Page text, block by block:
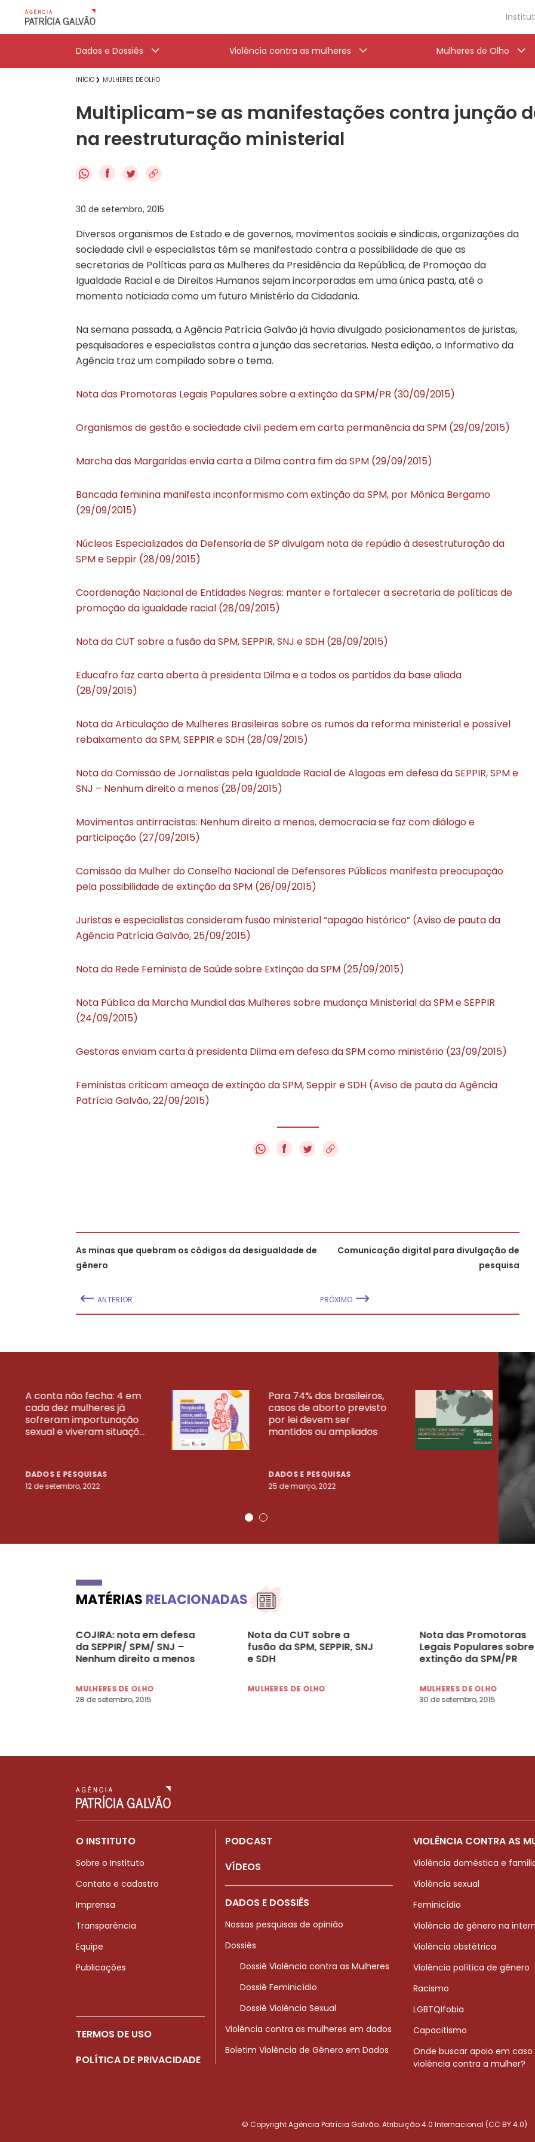
Dados e Dossiês Violência contra as mulheres Mulheres de Olho
INÍCIO MULHERES DE OLHO
Multiplicam-se as manifestações contra junção da
na reestruturação ministerial
f
30 de setembro, 2015
Diversos organismos de Estado e de governos, movimentos sociais e sindicais, organizações da
sociedade civil e especialistas têm se manifestado contra a possibilidade de que as
secretarias de Políticas para as Mulheres da Presidência da República, de Promoção da
Igualdade Racial e de Direitos Humanos sejam incorporadas em uma única pasta, até o
momento noticiada como um futuro Ministério da Cidadania.
Na semana passada, a Agência Patrícia Galvão já havia divulgado posicionamentos de juristas,
pesquisadores e especialistas contra a junção das secretarias. Nesta edição, o Informativo da
Agência traz um compilado sobre o tema.
Nota das Promotoras Legais Populares sobre a extinção da SPM/PR (30/09/2015)
Organismos de gestão e sociedade civil pedem em carta permanência da SPM (29/09/2015)
Marcha das Margaridas envia carta a Dilma contra fim da SPM (29/09/2015)
Bancada feminina manifesta inconformismo com extinção da SPM, por Mônica Bergamo
(29/09/2015)
Núcleos Especializados da Defensoria de SP divulgam nota de repúdio à desestruturação da
SPM e Seppir (28/09/2015)
Coordenação Nacional de Entidades Negras: manter e fortalecer a secretaria de políticas de
promoção da igualdade racial (28/09/2015)
Nota da CUT sobre a fusão da SPM, SEPPIR, SNJ e SDH (28/09/2015)
Educafro faz carta aberta à presidenta Dilma e a todos os partidos da base aliada
(28/09/2015)
Nota da Articulação de Mulheres Brasileiras sobre os rumos da reforma ministerial e possível
rebaixamento da SPM, SEPPIR e SDH (28/09/2015)
Nota da Comissão de Jornalistas pela Igualdade Racial de Alagoas em defesa da SEPPIR, SPM e
SNJ – Nenhum direito a menos (28/09/2015)
Movimentos antirracistas: Nenhum direito a menos, democracia se faz com diálogo e
participação (27/09/2015)
Comissão da Mulher do Conselho Nacional de Defensores Públicos manifesta preocupação
pela possibilidade de extinção da SPM (26/09/2015)
Juristas e especialistas consideram fusão ministerial “apagão histórico” (Aviso de pauta da
Agência Patrícia Galvão, 25/09/2015)
Nota da Rede Feminista de Saúde sobre Extinção da SPM (25/09/2015)
Nota Pública da Marcha Mundial das Mulheres sobre mudança Ministerial da SPM e SEPPIR
(24/09/2015)
Gestoras enviam carta à presidenta Dilma em defesa da SPM como ministério (23/09/2015)
Feministas criticam ameaça de extinção da SPM, Seppir e SDH (Aviso de pauta da Agência
Patrícia Galvão, 22/09/2015)
f
As minas que quebram os códigos da desigualdade de
gênero
ANTERIOR
Comunicação digital para divulgação de
pesquisa
PRÓXIMO
A conta não fecha: 4 em
cada dez mulheres já
sofreram importunação
sexual e viveram situaçõ...
DADOS E PESQUISAS
12 de setembro, 2022
Para 74% dos brasileiros,
casos de aborto previsto
por lei devem ser
mantidos ou ampliados
DADOS E PESQUISAS
25 de março, 2022
23
VEJA MAIS PESQUISAS
MATÉRIAS RELACIONADAS
COJIRA: nota em defesa
da SEPPIR/ SPM/ SNJ –
Nenhum direito a menos
MULHERES DE OLHO
28 de setembro, 2015
Nota da CUT sobre a
fusão da SPM, SEPPIR, SNJ
e SDH
MULHERES DE OLHO
Nota das Promotoras
Legais Populares
extinção da SPM/PR
MULHERES DE OLHO
30 de setembro, 2015
O INSTITUTO
Sobre o Instituto
Contato e cadastro
Imprensa
Transparência
Equipe
Publicações
TERMOS DE USO
POLÍTICA DE PRIVACIDADE
PODCAST
VÍDEOS
DADOS E DOSSIÊS
Nossas pesquisas de opinião
Dossiês
Dossiê Violência contra as Mulheres
Dossiê Feminicídio
Dossiê Violência Sexual
Violência contra as mulheres em dados
Boletim Violência de Gênero em Dados
VIOLÊNCIA CONTRA AS
Violência doméstica e
Violência sexual
Feminicídio
Violência de gênero na
Violência obstétrica
Violência política de gênero
Racismo
LGBTQIfobia
Capacitismo
Onde buscar apoio em caso
violência contra a mulher?
© Copyright Agência Patrícia Galvão. Atribuição 4.0 Internacional (CC BY 4.0)